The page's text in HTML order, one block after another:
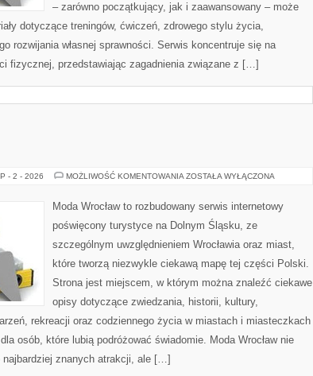
– zarówno początkujący, jak i zaawansowany – może
dotyczące treningów, ćwiczeń, zdrowego stylu życia,
rozwijania własnej sprawności. Serwis koncentruje się na
fizycznej, przedstawiając zagadnienia związane z […]
- 2 - 2026 MOŻLIWOŚĆ KOMENTOWANIA GŁOGÓW
ZOSTAŁA WYŁĄCZONA
Moda Wrocław to rozbudowany serwis internetowy
poświęcony turystyce na Dolnym Śląsku, ze
szczególnym uwzględnieniem Wrocławia oraz miast,
które tworzą niezwykle ciekawą mapę tej części Polski.
Strona jest miejscem, w którym można znaleźć ciekawe
opisy dotyczące zwiedzania, historii, kultury,
rekreacji oraz codziennego życia w miastach i miasteczkach
osób, które lubią podróżować świadomie. Moda Wrocław nie
najbardziej znanych atrakcji, ale […]